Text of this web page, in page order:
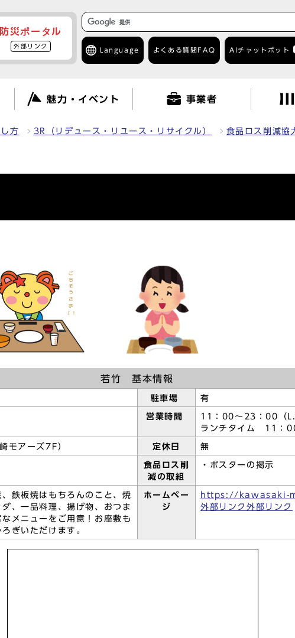
防災ポータル
外部リンク
Language よくある質問 FAQ AIチャットボット
魅力・イベント 事業者
方 3R（リデュース・リユース・リサイクル） 食品ロス削減協
若竹 基本情報
駐車場 有
営業時間
11：00～23：00（
ランチタイム 11：
モアーズ7F） 定休日 無
食品ロス削
減の取組
・ポスターの掲示
鉄板焼はもちろんのこと、焼
、一品料理、揚げ物、おつま
メニューをご用意！お座敷も
ぎいただけます。
ホームペー
ジ
https://kawasaki-
外部リンク外部リンク